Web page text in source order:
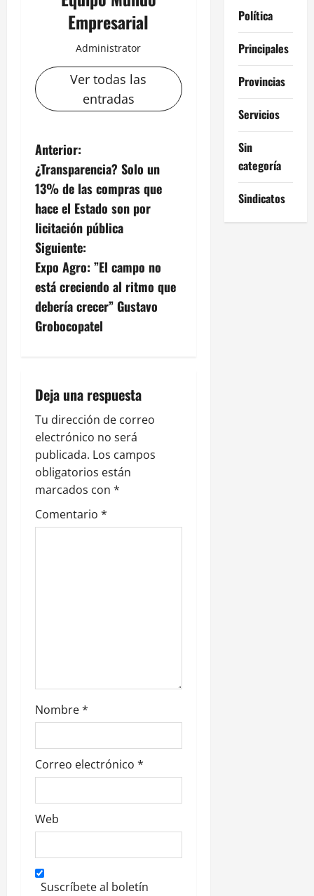
Empresarial
Administrator
Ver todas las
entradas
N
a
v
e
g
a
c
ó
n
d
e
e
n
a
s
Anterior:
¿Transparencia? Solo un
13% de las compras que
hace el Estado son por
licitación pública
Siguiente:
Expo Agro: ”El campo no
está creciendo al ritmo que
debería crecer” Gustavo
Grobocopatel
Deja una respuesta
Tu dirección de correo
electrónico no será
publicada. Los campos
obligatorios están
marcados con *
Comentario *
Nombre*
Correo electrónico *
Web
Suscríbete al boletín
Política
Principales
Provincias
Servicios
Sin
categoría
Sindicatos